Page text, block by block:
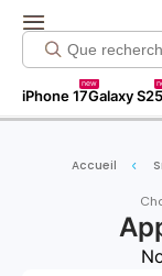
iPhone 17
new
Galaxy S25
Accueil